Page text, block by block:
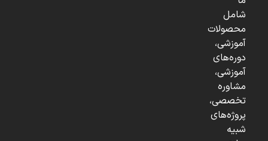
شامل
محصولات
آموزشی،
دوره‌های
آموزشی،
مشاوره
تخصصی،
پروژه‌های
شبیه